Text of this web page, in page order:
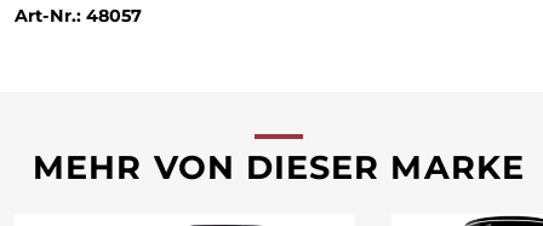
Art-Nr.: 48057
MEHR VON DIESER MARKE